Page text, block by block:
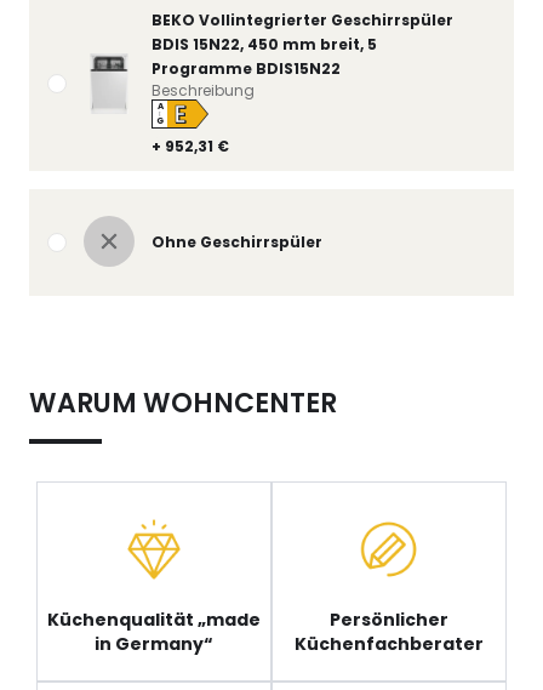
BEKO Vollintegrierter Geschirrspüler
BDIS 15N22, 450 mm breit, 5
Programme BDIS15N22
+ 952,31 €
A
↑
G E
Beschreibung
Ohne Geschirrspüler
WARUM WOHNCENTER
Küchenqualität „made
in Germany“
Persönlicher
Küchenfachberater